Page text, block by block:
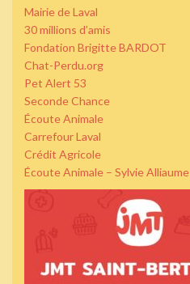
Mairie de Laval
30 millions d’amis
Fondation Brigitte BARDOT
Chat-Perdu.org
Pet Alert 53
Seconde Chance
Écoute Animale
Carrefour Laval
Crédit Agricole
Écoute Animale – Sylvie Alliaume